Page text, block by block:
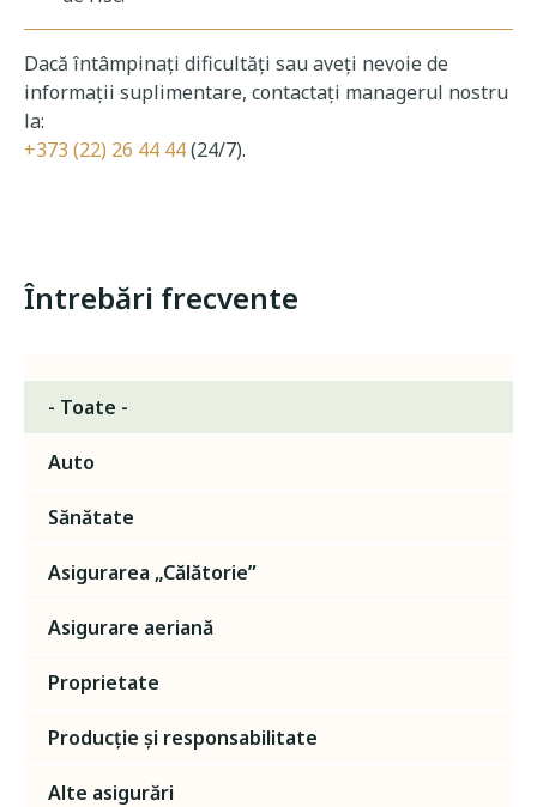
Dacă întâmpinați dificultăți sau aveți nevoie de
informații suplimentare, contactați managerul nostru
la:
+373 (22) 26 44 44(24/7).
Întrebări frecvente
- Toate -
Auto
Sănătate
Asigurarea „Călătorie”
Asigurare aeriană
Proprietate
Producție și responsabilitate
Alte asigurări